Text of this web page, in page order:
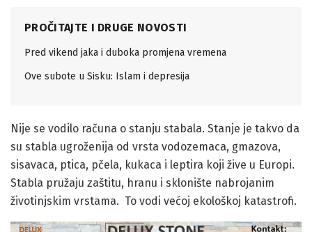
PROČITAJTE I DRUGE NOVOSTI
Pred vikend jaka i duboka promjena vremena
Ove subote u Sisku: Islam i depresija
Nije se vodilo računa o stanju stabala. Stanje je takvo da
su stabla ugroženija od vrsta vodozemaca, gmazova,
sisavaca, ptica, pčela, kukaca i leptira koji žive u Europi.
Stabla pružaju zaštitu, hranu i sklonište nabrojanim
životinjskim vrstama. To vodi većoj ekološkoj katastrofi.